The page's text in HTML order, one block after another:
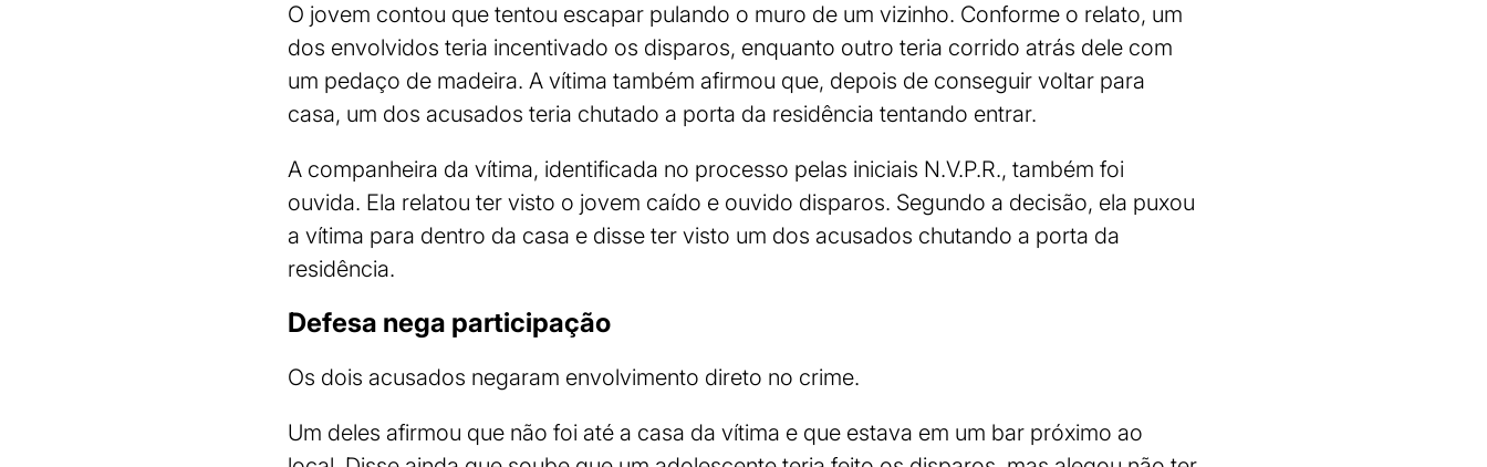
O jovem contou que tentou escapar pulando o muro de um vizinho. Conforme o relato, um
dos envolvidos teria incentivado os disparos, enquanto outro teria corrido atrás dele com
um pedaço de madeira. A vítima também afirmou que, depois de conseguir voltar para
casa, um dos acusados teria chutado a porta da residência tentando entrar.
A companheira da vítima, identificada no processo pelas iniciais N.V.P.R., também foi
ouvida. Ela relatou ter visto o jovem caído e ouvido disparos. Segundo a decisão, ela puxou
a vítima para dentro da casa e disse ter visto um dos acusados chutando a porta da
residência.
Defesa nega participação
Os dois acusados negaram envolvimento direto no crime.
Um deles afirmou que não foi até a casa da vítima e que estava em um bar próximo ao